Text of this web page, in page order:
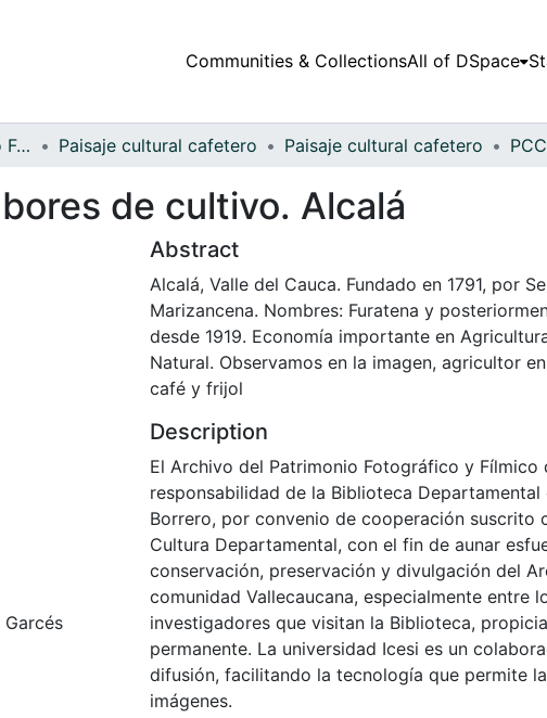
Communities & CollectionsAll of DSpace
Archivo del Patrimonio Fotográfico y Fílmico del Valle del Cauca Paisaje cultural cafetero Paisaje cultural cafetero
de cultivo. Alcalá
Abstract
Alcalá, Valle del Cauca. Fundado en 1791, por
Marizancena. Nombres: Furatena y
desde 1919. Economía importante en
Natural. Observamos en la imagen, agricultor
café y frijol
Description
El Archivo del Patrimonio Fotográfico y Fílmico
responsabilidad de la Biblioteca Departamental
Borrero, por convenio de cooperación suscrito
Cultura Departamental, con el fin de aunar
conservación, preservación y divulgación del
comunidad Vallecaucana, especialmente entre
investigadores que visitan la Biblioteca,
permanente. La universidad Icesi es un
difusión, facilitando la tecnología que permite
imágenes.